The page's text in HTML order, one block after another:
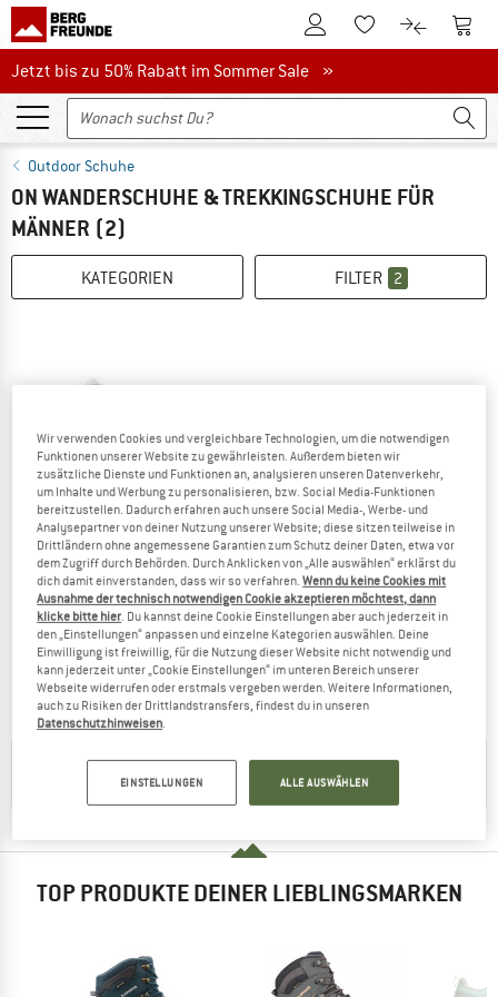
Zum KundenkontoZum Merkzettel.
Zum Zum
Jetzt bis zu 50% Rabatt im Sommer Sale
Jetzt bis zu 50% Rabatt im Sommer Sale »
Outdoor Schuhe
ON WANDERSCHUHE & TREKKINGSCHUHE FÜR
MÄNNER (2)
KATEGORIEN FILTER 2
ON
Cloudrock Mid WP
Wanderschuhe
ab 223,05 €
5,0(2)
bis 23%
ON
Cloudrock Low WP
Wanderschuhe
189,95 €ab 146,26 €
3,9
HILFREICHE TIPPS GIBT'S IN UNSERER
KAUFBERATUNG
TOP PRODUKTE DEINER LIEBLINGSMARKEN
Wir verwenden Cookies und vergleichbare Technologien, um die notwendigen
Funktionen unserer Website zu gewährleisten. Außerdem bieten wir
zusätzliche Dienste und Funktionen an, analysieren unseren Datenverkehr,
um Inhalte und Werbung zu personalisieren, bzw. Social Media-Funktionen
bereitzustellen. Dadurch erfahren auch unsere Social Media-, Werbe- und
Analysepartner von deiner Nutzung unserer Website; diese sitzen teilweise in
Drittländern ohne angemessene Garantien zum Schutz deiner Daten, etwa vor
dem Zugriff durch Behörden. Durch Anklicken von „Alle auswählen“ erklärst du
dich damit einverstanden, dass wir so verfahren.Wenn du keine Cookies mit
Ausnahme der technisch notwendigen Cookie akzeptieren möchtest, dann
klicke bitte hier. Du kannst deine Cookie Einstellungen aber auch jederzeit in
den „Einstellungen“ anpassen und einzelne Kategorien auswählen. Deine
Einwilligung ist freiwillig, für die Nutzung dieser Website nicht notwendig und
kann jederzeit unter „Cookie Einstellungen“ im unteren Bereich unserer
Webseite widerrufen oder erstmals vergeben werden. Weitere Informationen,
auch zu Risiken der Drittlandstransfers, findest du in unseren
Datenschutzhinweisen.
EINSTELLUNGEN ALLE AUSWÄHLEN